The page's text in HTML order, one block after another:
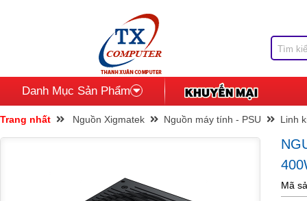
Danh Mục Sản Phẩm
Trang nhất Nguồn Xigmatek Nguồn máy tính - PSU Linh
Mã